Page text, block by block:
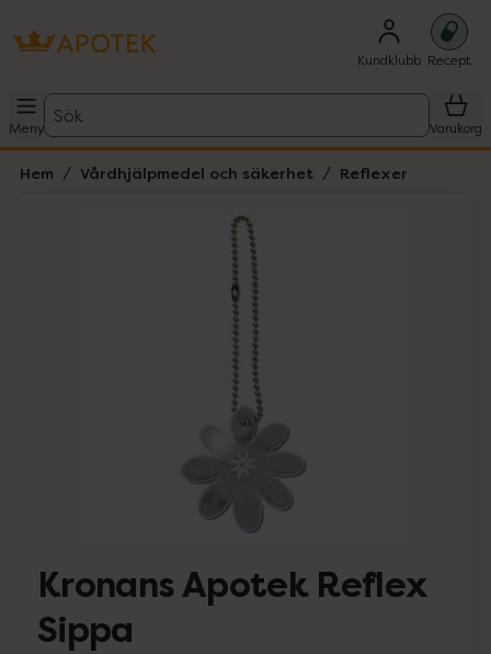
Kundklubb Recept
Meny
Sök
Varukorg
Hem Vårdhjälpmedel och säkerhet Reflexer
Lista: . Innehåller 1 objekt.
Kronans Apotek Reflex
Sippa